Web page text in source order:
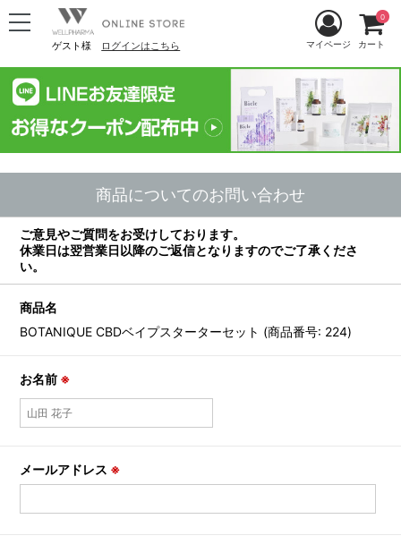
ゲスト様 ログインはこちら マイページ カート
0
商品についてのお問い合わせ
ご意見やご質問をお受けしております。
休業日は翌営業日以降のご返信となりますのでご了承くださ
い。
商品名
BOTANIQUE CBDベイプスターターセット (商品番号: 224)
お名前 ※
メールアドレス ※